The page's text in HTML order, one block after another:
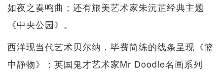
如夜之奏鸣曲；还有旅美艺术家朱沅芷经典主题
《中央公园》。
西洋现当代艺术贝尔纳．毕费简练的线条呈现《篮
中静物》；英国鬼才艺术家Mr Doodle名画系列